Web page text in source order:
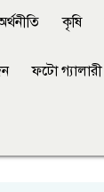
কৃষি
ফটো গ্যালারী